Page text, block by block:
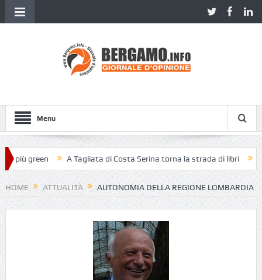
Menu
green A Tagliata di Costa Serina torna la strada di libri
HOME ATTUALITÀ AUTONOMIA DELLA REGIONE LOMBARDIA